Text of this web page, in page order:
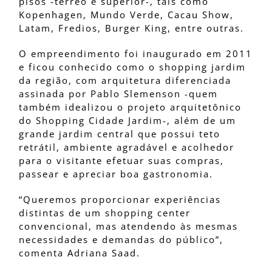
Kopenhagen, Mundo Verde, Cacau Show,
Latam, Fredios, Burger King, entre outras.
O empreendimento foi inaugurado em 2011
e ficou conhecido como o shopping jardim
da região, com arquitetura diferenciada
assinada por Pablo Slemenson -quem
também idealizou o projeto arquitetônico
do Shopping Cidade Jardim-, além de um
grande jardim central que possui teto
retrátil, ambiente agradável e acolhedor
para o visitante efetuar suas compras,
passear e apreciar boa gastronomia.
“Queremos proporcionar experiências
distintas de um shopping center
convencional, mas atendendo às mesmas
necessidades e demandas do público”,
comenta Adriana Saad.